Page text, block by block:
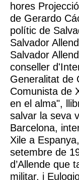
hores
de Gerardo
polític de
Salvador
Salvador
conseller
Generalitat de
Comunista de
en el alma",
salvar la seva
Barcelona,
Xile a
setembre de
d’Allende que
militar, i